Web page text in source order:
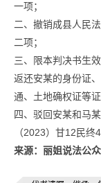
一项；
二、撤销成县人民
二项；
三、限本判决书生
返还安某的身份证
通、土地确权证等证
四、驳回安某和马
（2023）甘12民
来源：丽姐说法公